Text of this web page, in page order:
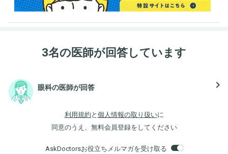
3名の医師が回答しています
眼科の医師が回答 navigate_next
利用規約 と 個人情報の取り扱いに
同意のうえ、無料会員登録をしてください
AskDoctorsお役立ちメルマガを受け取る